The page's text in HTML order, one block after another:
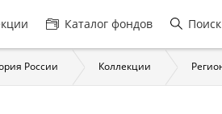
Каталог фондов Поиск
России Коллекции